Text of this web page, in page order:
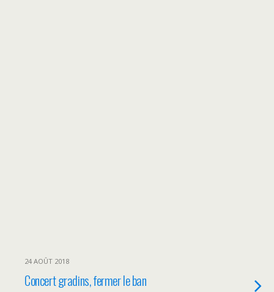
24 AOÛT 2018
Concert gradins, fermer le ban